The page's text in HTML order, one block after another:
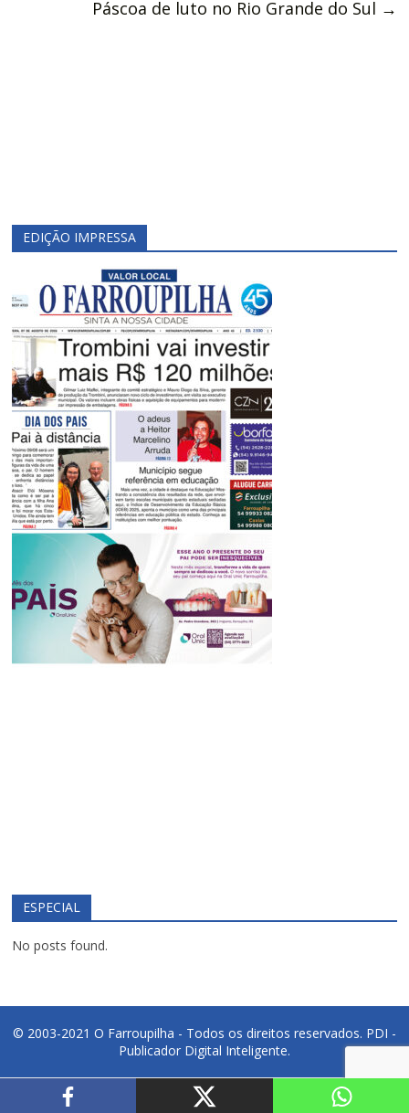
Páscoa de luto no Rio Grande do Sul →
EDIÇÃO IMPRESSA
ESPECIAL
No posts found.
© 2003-2021 O Farroupilha - Todos os direitos reservados. PDI -
Publicador Digital Inteligente.